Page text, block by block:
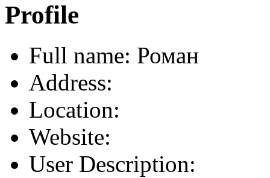
Profile
Full name: Роман
Address:
Location:
Website:
User Description: